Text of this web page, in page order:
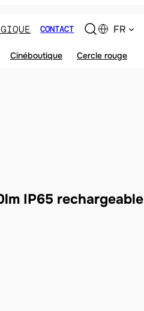
CONTACT FR
Cinéboutique Cercle rouge
IP65 rechargeable